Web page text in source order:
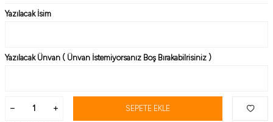
Yazılacak İsim
Yazılacak Ünvan ( Ünvan İstemiyorsanız Boş Bırakabilrisiniz )
SEPETE EKLE